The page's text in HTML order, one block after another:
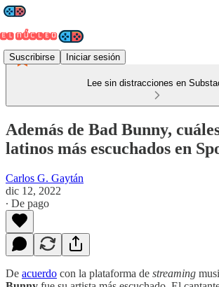
Suscribirse Iniciar sesión
Lee sin distracciones en
Además de Bad Bunny,
latinos más escuchados en
Carlos G. Gaytán
dic 12, 2022
∙ De pago
De acuerdo con la plataforma de streaming